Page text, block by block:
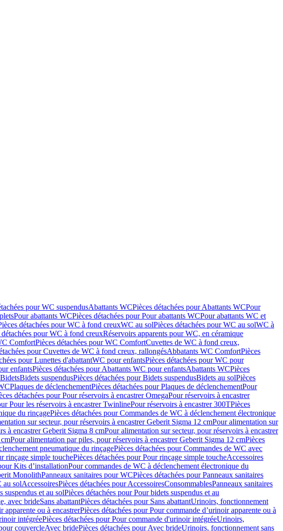
pour WC suspendusAbattants WCPièces détachées pour Abattants WCPour
Pour abattants WCPièces détachées pour Pour abattants WCPour abattants WC et
détachées pour WC à fond creuxWC au solPièces détachées pour WC au solWC à
détachées pour WC à fond creuxRéservoirs apparents pour WC, en céramique
ComfortPièces détachées pour WC ComfortCuvettes de WC à fond creux,
pour Cuvettes de WC à fond creux, rallongésAbbatants WC ComfortPièces
pour Lunettes d'abattantWC pour enfantsPièces détachées pour WC pour
enfantsPièces détachées pour Abattants WC pour enfantsAbattants WCPièces
BidetsBidets suspendusPièces détachées pour Bidets suspendusBidets au solPièces
Plaques de déclenchementPièces détachées pour Plaques de déclenchementPour
détachées pour Pour réservoirs à encastrer OmegaPour réservoirs à encastrer
Pour les réservoirs à encastrer TwinlinePour réservoirs à encastrer 300TPièces
du rinçagePièces détachées pour Commandes de WC à déclenchement électronique
sur secteur, pour réservoirs à encastrer Geberit Sigma 12 cmPour alimentation sur
à encastrer Geberit Sigma 8 cmPour alimentation sur secteur, pour réservoirs à encastrer
Pour alimentation par piles, pour réservoirs à encastrer Geberit Sigma 12 cmPièces
pneumatique du rinçagePièces détachées pour Commandes de WC avec
rinçage simple touchePièces détachées pour Pour rinçage simple toucheAccessoires
Kits d’installationPour commandes de WC à déclenchement électronique du
MonolithPanneaux sanitaires pour WCPièces détachées pour Panneaux sanitaires
au solAccessoiresPièces détachées pour AccessoiresConsommablesPanneaux sanitaires
suspendus et au solPièces détachées pour Pour bidets suspendus et au
avec brideSans abattantPièces détachées pour Sans abattantUrinoirs, fonctionnement
apparente ou à encastrerPièces détachées pour Pour commande d’urinoir apparente ou à
intégréePièces détachées pour Pour commande d'urinoir intégréeUrinoirs,
couvercleAvec bridePièces détachées pour Avec brideUrinoirs, fonctionnement sans